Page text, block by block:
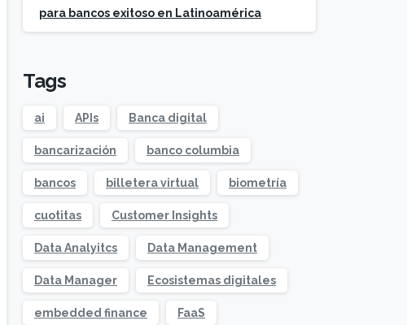
para bancos exitoso en Latinoamérica
Tags
ai APIs Banca digital
bancarización banco columbia
bancos billetera virtual biometría
cuotitas Customer Insights
Data Analyitcs Data Management
Data Manager Ecosistemas digitales
embedded finance FaaS